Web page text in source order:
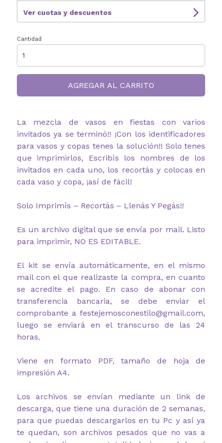
Ver cuotas y descuentos
Cantidad
AGREGAR AL CARRITO
La mezcla de vasos en fiestas con varios
invitados ya se terminó!! ¡Con los identificadores
para vasos y copas tenes la solución!! Solo tenes
que imprimirlos, Escribís los nombres de los
invitados en cada uno, los recortás y colocas en
cada vaso y copa, ¡así de fácil!
Solo Imprimís – Recortás – Llenás Y Pegás!!
Es un archivo digital que se envía por mail. Listo
para imprimir, NO ES EDITABLE.
El kit se envía automáticamente, en el mismo
mail con el que realizaste la compra, en cuanto
se acredite el pago. En caso de abonar con
transferencia bancaria, se debe enviar el
comprobante a festejemosconestilo@gmail.com,
luego se enviará en el transcurso de las 24
horas.
Viene en formato PDF, tamaño de hoja de
impresión A4.
Los archivos se envían mediante un link de
descarga, que tiene una duración de 2 semanas,
para que puedas descargarlos en tu Pc y así ya
te quedan, son archivos pesados que no vas a